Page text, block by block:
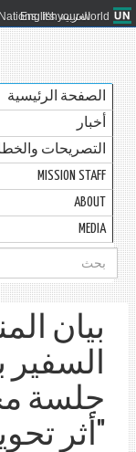
It's your world.
العربية English
الصفحة الرئيسية
أخبار
التصريحات
MISSION STAFF
ABOUT
MEDIA
استمارة
البحث
بيان
جلسة
"أثر